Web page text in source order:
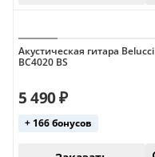
Акустическая гитара Belucci
BC4020 BS
5 490 ₽
+ 166 бонусов